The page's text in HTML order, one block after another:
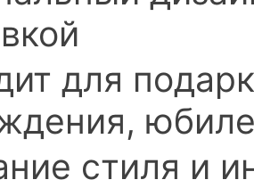
для
стиля и